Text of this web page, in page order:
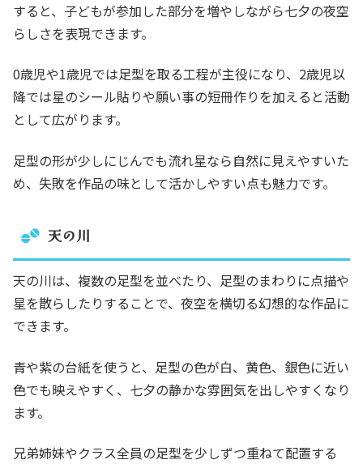
すると、子どもが参加した部分を増やしながら七夕の夜空
らしさを表現できます。
0歳児や1歳児では足型を取る工程が主役になり、2歳児以
降では星のシール貼りや願い事の短冊作りを加えると活動
として広がります。
足型の形が少しにじんでも流れ星なら自然に見えやすいた
め、失敗を作品の味として活かしやすい点も魅力です。
天の川
天の川は、複数の足型を並べたり、足型のまわりに点描や
星を散らしたりすることで、夜空を横切る幻想的な作品に
できます。
青や紫の台紙を使うと、足型の色が白、黄色、銀色に近い
色でも映えやすく、七夕の静かな雰囲気を出しやすくなり
ます。
兄弟姉妹やクラス全員の足型を少しずつ重ねて配置する